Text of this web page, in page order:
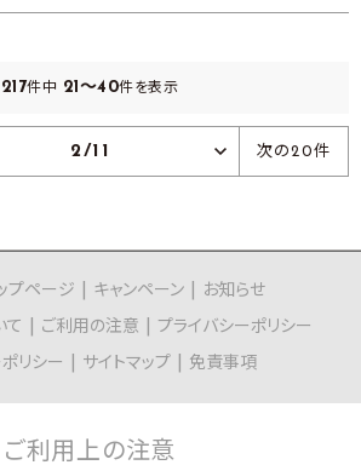
217件中 21～40件を表示
2/11 次の20件
プページ キャンペーン
お知らせ
て
ご利用の注意
プライバシーポリシー
リシー
サイトマップ 免責事項
ご利用上の注意